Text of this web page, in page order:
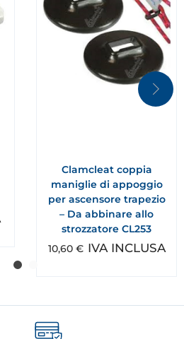
Clamcleat coppia
maniglie di appoggio
per ascensore trapezio
– Da abbinare allo
strozzatore CL253
10,60 € IVA INCLUSA